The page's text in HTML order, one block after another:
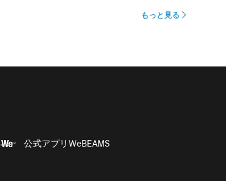
もっと見る
公式アプリWeBEAMS